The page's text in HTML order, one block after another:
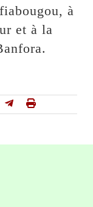
à
et à la